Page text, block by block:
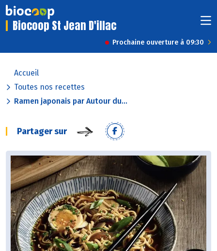
Biocoop St Jean D'illac
Prochaine ouverture à 09:30
Accueil
Toutes nos recettes
Ramen japonais par Autour du...
Partager sur